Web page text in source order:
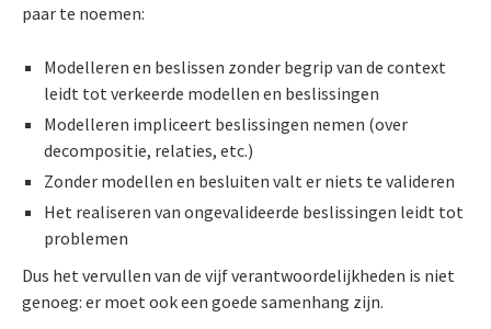
paar te noemen:
Modelleren en beslissen zonder begrip van de context
leidt tot verkeerde modellen en beslissingen
Modelleren impliceert beslissingen nemen (over
decompositie, relaties, etc.)
Zonder modellen en besluiten valt er niets te valideren
Het realiseren van ongevalideerde beslissingen leidt tot
problemen
Dus het vervullen van de vijf verantwoordelijkheden is niet
genoeg: er moet ook een goede samenhang zijn.